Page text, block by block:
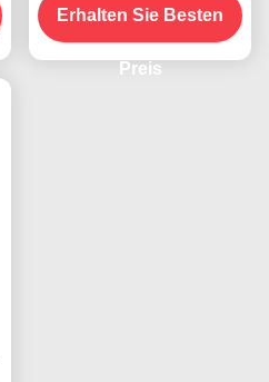
Aufkleber für Fahrzeuge
Erhalten Sie Besten
Preis